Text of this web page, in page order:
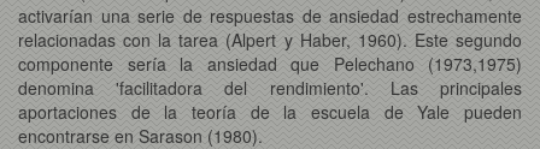
activarían una serie de respuestas de ansiedad estrechamente
relacionadas con la tarea (Alpert y Haber, 1960). Este segundo
componente sería la ansiedad que Pelechano (1973,1975)
denomina 'facilitadora del rendimiento'. Las principales
aportaciones de la teoría de la escuela de Yale pueden
encontrarse en Sarason (1980).